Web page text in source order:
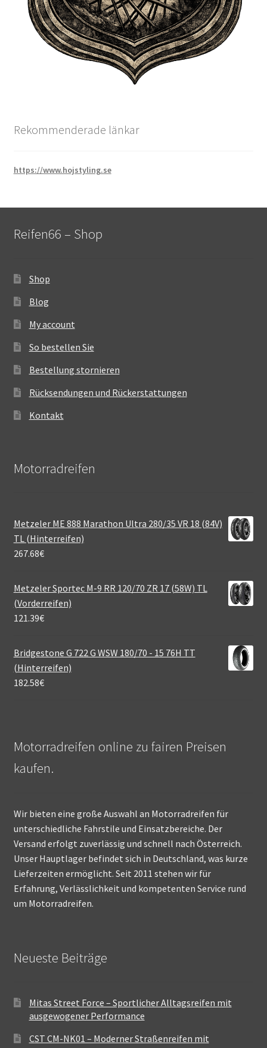
Rekommenderade länkar
https://www.hojstyling.se
Reifen66 – Shop
Shop
Blog
My account
So bestellen Sie
Bestellung stornieren
Rücksendungen und Rückerstattungen
Kontakt
Motorradreifen
Metzeler ME 888 Marathon Ultra 280/35 VR 18 (84V)
TL (Hinterreifen)
267.68€
Metzeler Sportec M-9 RR 120/70 ZR 17 (58W) TL
(Vorderreifen)
121.39€
Bridgestone G 722 G WSW 180/70 - 15 76H TT
(Hinterreifen)
182.58€
Motorradreifen online zu fairen Preisen
kaufen.
Wir bieten eine große Auswahl an Motorradreifen für
unterschiedliche Fahrstile und Einsatzbereiche. Der
Versand erfolgt zuverlässig und schnell nach Österreich.
Unser Hauptlager befindet sich in Deutschland, was kurze
Lieferzeiten ermöglicht. Seit 2011 stehen wir für
Erfahrung, Verlässlichkeit und kompetenten Service rund
um Motorradreifen.
Neueste Beiträge
Mitas Street Force – Sportlicher Alltagsreifen mit
ausgewogener Performance
CST CM-NK01 – Moderner Straßenreifen mit